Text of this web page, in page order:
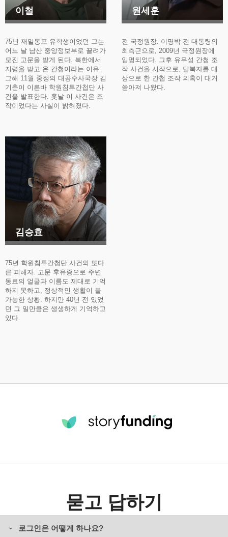
이철
75년 재일동포 유학생이었던 그는
어느 날 남산 중앙정보부로 끌려가
모진 고문을 받게 된다. 북한에서
지령을 받고 온 간첩이라는 이유.
그해 11월 중정의 대공수사국장 김
기춘이 이른바 학원침투간첩단 사
건을 발표한다. 훗날 이 사건은 조
작이었다는 사실이 밝혀졌다.
원세훈
전 국정원장. 이명박 전 대통령의
최측근으로, 2009년 국정원장에
임명되었다. 그후 유우성 간첩 조
작 사건을 시작으로, 탈북자를 대
상으로 한 간첩 조작 의혹이 대거
쏟아져 나왔다.
김승효
75년 학원침투간첩단 사건의 또다
른 피해자. 고문 후유증으로 주변
동료의 얼굴과 이름도 제대로 기억
하지 못하고, 정상적인 생활이 불
가능한 상황. 하지만 40년 전 있었
던 그 일만큼은 생생하게 기억하고
있다.
묻고 답하기
로그인은 어떻게 하나요?